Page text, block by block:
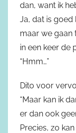
dan, want ik
Ja, dat is goed
maar we gaan
in een keer de
“Hmm…”
Dito voor
“Maar kan ik
er dan ook
Precies, zo kan